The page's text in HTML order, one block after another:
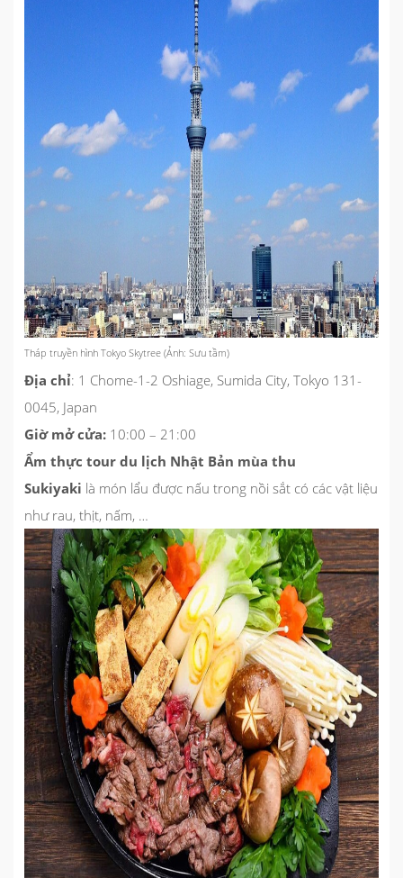
Tháp truyền hình Tokyo Skytree (Ảnh: Sưu tầm)
Địa chỉ: 1 Chome-1-2 Oshiage, Sumida City, Tokyo 131-
0045, Japan
Giờ mở cửa: 10:00 – 21:00
Ẩm thực tour du lịch Nhật Bản mùa thu
Sukiyaki là món lẩu được nấu trong nồi sắt có các vật liệu
như rau, thịt, nấm, …